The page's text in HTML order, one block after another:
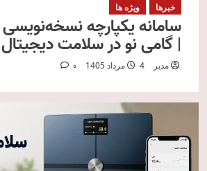
خبرها ویژه ها
سامانه یکپارچه
| گامی نو در سلامت دیجیتال
مدیر 4 مرداد 1405 0